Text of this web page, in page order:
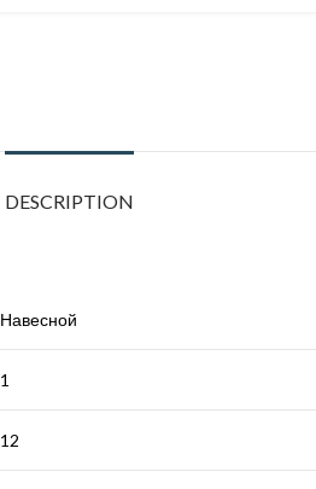
DESCRIPTION
Навесной
1
12